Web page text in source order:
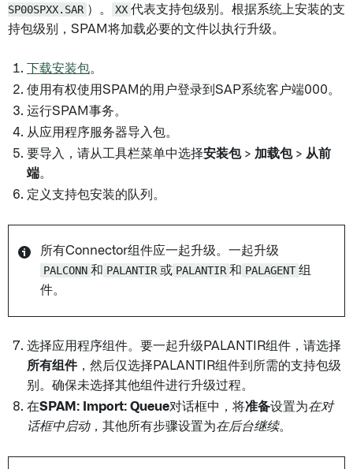
SP00SPXX.SAR ）。 XX 代表支持包级别。根据系统上安装的支
持包级别，SPAM将加载必要的文件以执行升级。
下载安装包。
使用有权使用SPAM的用户登录到SAP系统客户端000。
运行SPAM事务。
从应用程序服务器导入包。
要导入，请从工具栏菜单中选择安装包> 加载包> 从前
端。
定义支持包安装的队列。
所有Connector组件应一起升级。一起升级
PALCONN 和 PALANTIR 或 PALANTIR 和 PALAGENT 组
件。
选择应用程序组件。要一起升级PALANTIR组件，请选择
所有组件，然后仅选择PALANTIR组件到所需的支持包级
别。确保未选择其他组件进行升级过程。
在SPAM: Import: Queue对话框中，将准备设置为在对
话框中启动，其他所有步骤设置为在后台继续。